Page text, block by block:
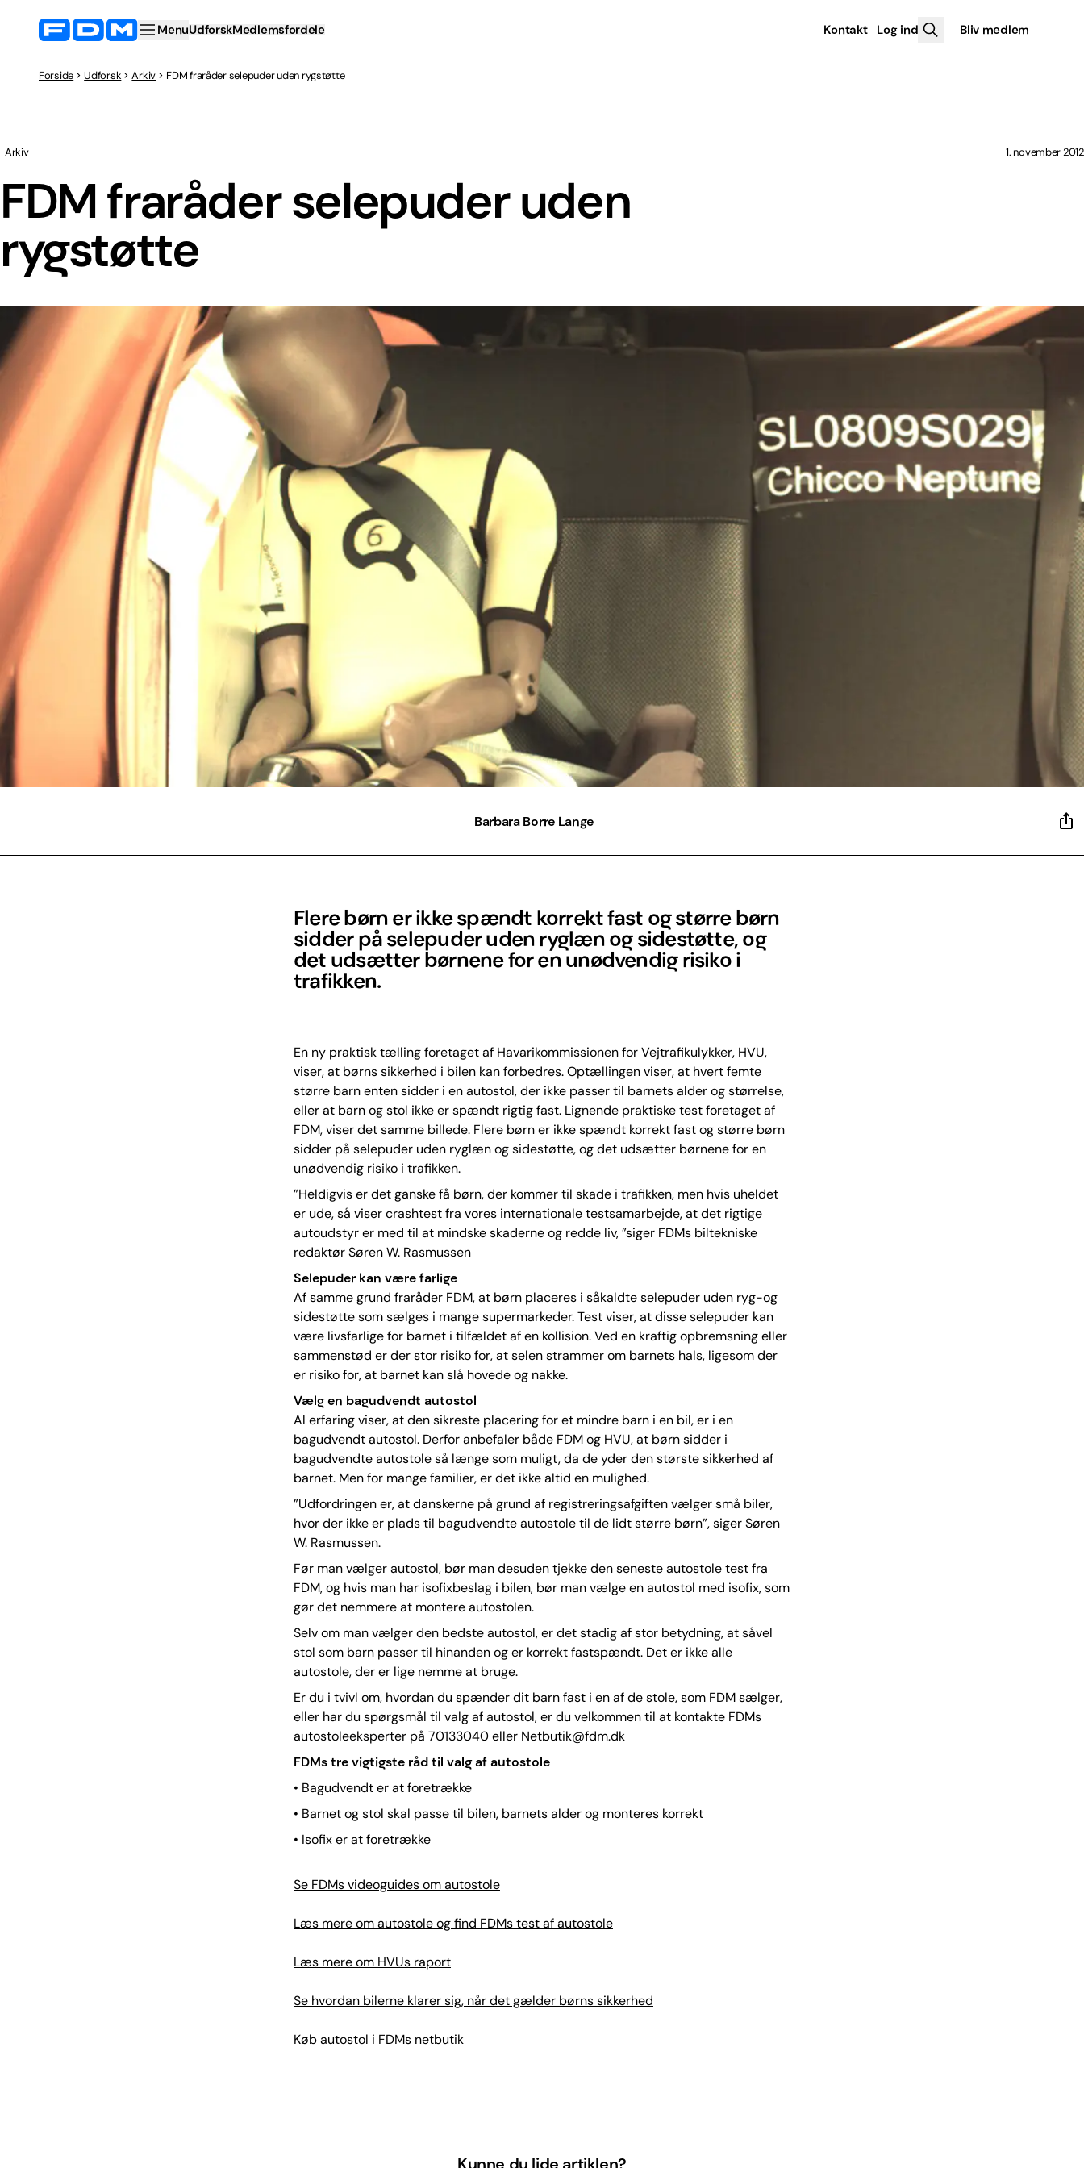
MenuUdforskMedlemsfordele Kontakt Log ind Bliv medlem
Forside Udforsk Arkiv FDM fraråder selepuder uden rygstøtte
FDM fraråder selepuder uden
rygstøtte
Arkiv 1. november 2012
Barbara Borre Lange
Flere børn er ikke spændt korrekt fast og større børn
sidder på selepuder uden ryglæn og sidestøtte, og
det udsætter børnene for en unødvendig risiko i
trafikken.
En ny praktisk tælling foretaget af Havarikommissionen for Vejtrafikulykker, HVU,
viser, at børns sikkerhed i bilen kan forbedres. Optællingen viser, at hvert femte
større barn enten sidder i en autostol, der ikke passer til barnets alder og størrelse,
eller at barn og stol ikke er spændt rigtig fast. Lignende praktiske test foretaget af
FDM, viser det samme billede. Flere børn er ikke spændt korrekt fast og større børn
sidder på selepuder uden ryglæn og sidestøtte, og det udsætter børnene for en
unødvendig risiko i trafikken.
”Heldigvis er det ganske få børn, der kommer til skade i trafikken, men hvis uheldet
er ude, så viser crashtest fra vores internationale testsamarbejde, at det rigtige
autoudstyr er med til at mindske skaderne og redde liv, ”siger FDMs biltekniske
redaktør Søren W. Rasmussen
Selepuder kan være farlige
Af samme grund fraråder FDM, at børn placeres i såkaldte selepuder uden ryg-og
sidestøtte som sælges i mange supermarkeder. Test viser, at disse selepuder kan
være livsfarlige for barnet i tilfældet af en kollision. Ved en kraftig opbremsning eller
sammenstød er der stor risiko for, at selen strammer om barnets hals, ligesom der
er risiko for, at barnet kan slå hovede og nakke.
Vælg en bagudvendt autostol
Al erfaring viser, at den sikreste placering for et mindre barn i en bil, er i en
bagudvendt autostol. Derfor anbefaler både FDM og HVU, at børn sidder i
bagudvendte autostole så længe som muligt, da de yder den største sikkerhed af
barnet. Men for mange familier, er det ikke altid en mulighed.
”Udfordringen er, at danskerne på grund af registreringsafgiften vælger små biler,
hvor der ikke er plads til bagudvendte autostole til de lidt større børn”, siger Søren
W. Rasmussen.
Før man vælger autostol, bør man desuden tjekke den seneste autostole test fra
FDM, og hvis man har isofixbeslag i bilen, bør man vælge en autostol med isofix, som
gør det nemmere at montere autostolen.
Selv om man vælger den bedste autostol, er det stadig af stor betydning, at såvel
stol som barn passer til hinanden og er korrekt fastspændt. Det er ikke alle
autostole, der er lige nemme at bruge.
Er du i tvivl om, hvordan du spænder dit barn fast i en af de stole, som FDM sælger,
eller har du spørgsmål til valg af autostol, er du velkommen til at kontakte FDMs
autostoleeksperter på 70133040 eller Netbutik@fdm.dk
FDMs tre vigtigste råd til valg af autostole
• Bagudvendt er at foretrække
• Barnet og stol skal passe til bilen, barnets alder og monteres korrekt
• Isofix er at foretrække
Se FDMs videoguides om autostole
Læs mere om autostole og find FDMs test af autostole
Læs mere om HVUs raport
Se hvordan bilerne klarer sig, når det gælder børns sikkerhed
Køb autostol i FDMs netbutik